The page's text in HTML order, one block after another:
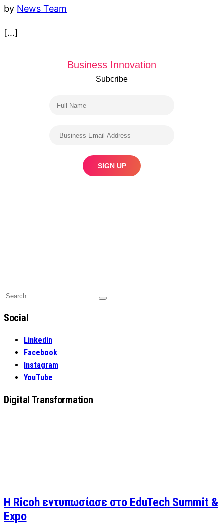
by News Team
[…]
Business Innovation
Subcribe
Search
Search
Social
Linkedin
Facebook
Instagram
YouTube
Digital Transformation
Η Ricoh εντυπωσίασε στο EduTech Summit &
Expo